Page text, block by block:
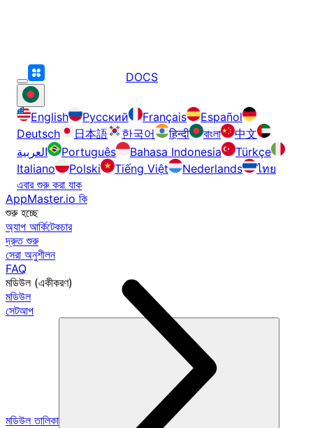
DOCS
English Русский Français
Español
Deutsch
日本語 한국어 हिन्दी বাংলা
中文
العربية
Português Bahasa Indonesia
Türkçe
Italiano
Polski Tiếng Việt Nederlands
ไทย
এবার শুরু করা যাক
AppMaster.io কি
শুরু হচ্ছে
অ্যাপ আর্কিটেকচার
দ্রুত শুরু
সেরা অনুশীলন
FAQ
মডিউল (একীকরণ)
মডিউল
সেটআপ
মডিউল তালিকা